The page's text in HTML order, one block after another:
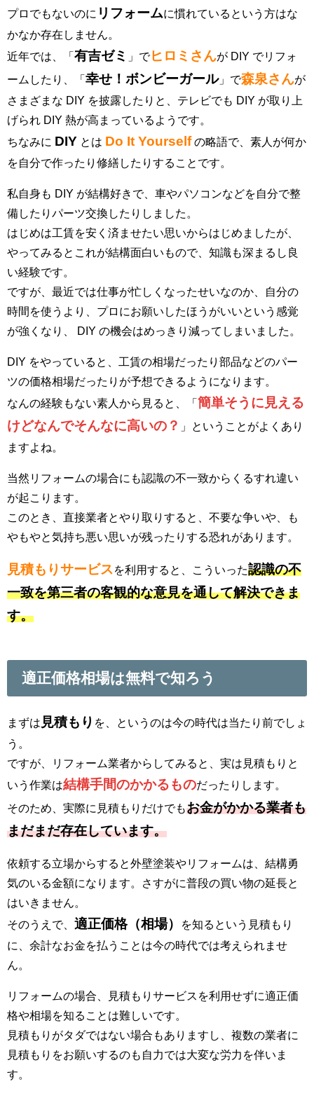
プロでもないのに リフォームに慣れているという方はな
かなか存在しません。
近年では、「 有吉ゼミ 」でヒロミさんが DIY でリフォ
ームしたり、「 幸せ！ボンビーガール」で森泉さんが
さまざまな DIY を披露したりと、テレビでも DIY が取り上
げられ DIY 熱が高まっているようです。
ちなみに DIY とは Do It Yourselfの略語で、素人が何か
を自分で作ったり修繕したりすることです。
私自身も DIY が結構好きで、車やパソコンなどを自分で整
備したりパーツ交換したりしました。
はじめは工賃を安く済ませたい思いからはじめましたが、
やってみるとこれが結構面白いもので、知識も深まるし良
い経験です。
ですが、最近では仕事が忙しくなったせいなのか、自分の
時間を使うより、プロにお願いしたほうがいいという感覚
が強くなり、 DIY の機会はめっきり減ってしまいました。
DIY をやっていると、工賃の相場だったり部品などのパー
ツの価格相場だったりが予想できるようになります。
なんの経験もない素人から見ると、「 簡単そうに見える
けどなんでそんなに高いの？ 」ということがよくあり
ますよね。
当然リフォームの場合にも認識の不一致からくるすれ違い
が起こります。
このとき、直接業者とやり取りすると、不要な争いや、も
やもやと気持ち悪い思いが残ったりする恐れがあります。
見積もりサービス を利用すると、こういった認識の不
一致を第三者の客観的な意見を通して解決できま
す。
適正価格相場は無料で知ろう
まずは 見積もり を、というのは今の時代は当たり前でしょ
う。
ですが、リフォーム業者からしてみると、実は見積もりと
いう作業は結構手間のかかるものだったりします。
そのため、実際に見積もりだけでもお金がかかる業者も
まだまだ存在しています。
依頼する立場からすると外壁塗装やリフォームは、結構勇
気のいる金額になります。さすがに普段の買い物の延長と
はいきません。
そのうえで、 適正価格（相場）
を知るという見積もり
に、余計なお金を払うことは今の時代では考えられませ
ん。
リフォームの場合、見積もりサービスを利用せずに適正価
格や相場を知ることは難しいです。
見積もりがタダではない場合もありますし、複数の業者に
見積もりをお願いするのも自力では大変な労力を伴いま
す。